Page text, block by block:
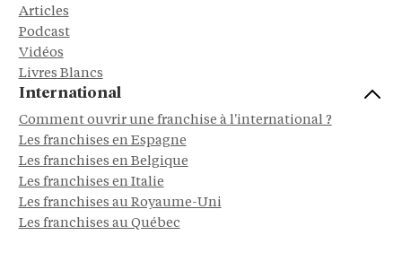
Articles
Podcast
Vidéos
Livres Blancs
International
Comment ouvrir une franchise à l'international ?
Les franchises en Espagne
Les franchises en Belgique
Les franchises en Italie
Les franchises au Royaume-Uni
Les franchises au Québec